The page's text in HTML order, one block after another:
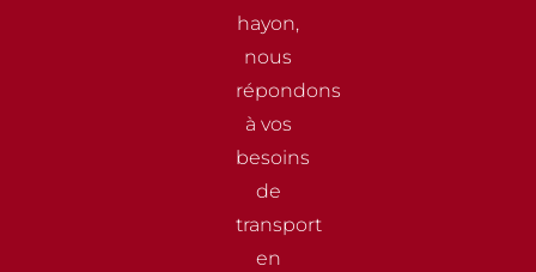
hayon,
nous
répondons
à vos
besoins
de
transport
en